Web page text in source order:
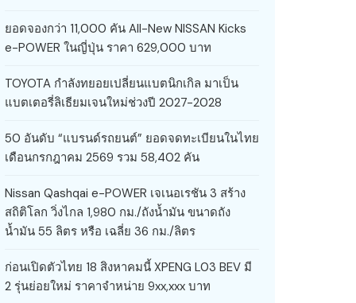
ยอดจองกว่า 11,000 คัน All-New NISSAN Kicks
e-POWER ในญี่ปุ่น ราคา 629,000 บาท
TOYOTA กำลังทยอยเปลี่ยนแบตนิกเกิล มาเป็น
แบตเตอรี่ลิเธียมเจนใหม่ช่วงปี 2027-2028
50 อันดับ “แบรนด์รถยนต์” ยอดจดทะเบียนในไทย
เดือนกรกฎาคม 2569 รวม 58,402 คัน
Nissan Qashqai e-POWER เจเนอเรชัน 3 สร้าง
สถิติโลก วิ่งไกล 1,980 กม./ถังน้ำมัน ขนาดถัง
น้ำมัน 55 ลิตร หรือ เฉลี่ย 36 กม./ลิตร
ก่อนเปิดตัวไทย 18 สิงหาคมนี้ XPENG L03 BEV มี
2 รุ่นย่อยใหม่ ราคาจำหน่าย 9xx,xxx บาท